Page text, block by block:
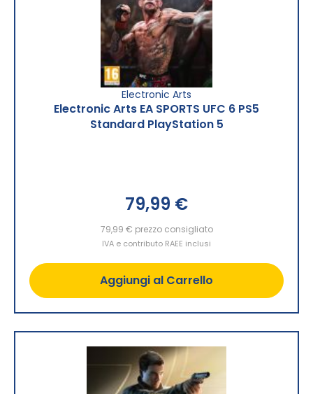
Electronic Arts
Electronic Arts EA SPORTS UFC 6 PS5
Standard PlayStation 5
79,99 €
79,99 € prezzo consigliato
IVA e contributo RAEE inclusi
Aggiungi al Carrello